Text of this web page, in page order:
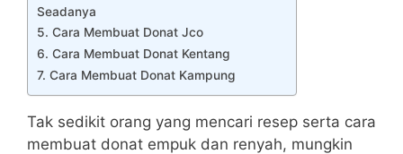
Seadanya
5. Cara Membuat Donat Jco
6. Cara Membuat Donat Kentang
7. Cara Membuat Donat Kampung
Tak sedikit orang yang mencari resep serta cara
membuat donat empuk dan renyah, mungkin